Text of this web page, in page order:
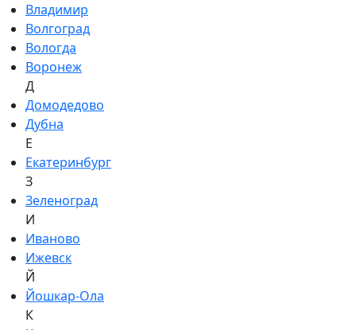
Владимир
Волгоград
Вологда
Воронеж
Д
Домодедово
Дубна
Е
Екатеринбург
З
Зеленоград
И
Иваново
Ижевск
Й
Йошкар-Ола
К